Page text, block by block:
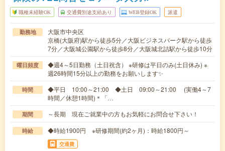
職種未経験OK 交通費別途支給あり WEB登録OK 派遣
勤務地
大阪市中央区
京橋(大阪府)駅から徒歩5分／大阪ビジネスパーク駅から徒歩
7分／大阪城公園駅から徒歩8分／大阪城北詰駅から徒歩10分
曜日頻度
◆週4～5日勤務（土日祝含） ※研修は平日のみ(土日休み) ※
週26時間15分以上の勤務をお願いします✨
時間
◆平日 10:00～21:00 ◆土日 09:00～21:00 (実働4～7
時間／休憩1時間)＊「…
期間 ～長期 現在ご就業中の方もお気軽にお問合せ下さい！
時給 ◆時給1900円 ※研修期間(約2ヶ月)：時給1800円～
交通費